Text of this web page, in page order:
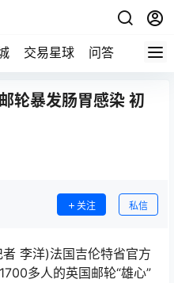
交易星球 问答 专题
轮暴发肠胃感染 初
关注 私信
李洋)法国吉伦特省官方
多人的英国邮轮“雄心”